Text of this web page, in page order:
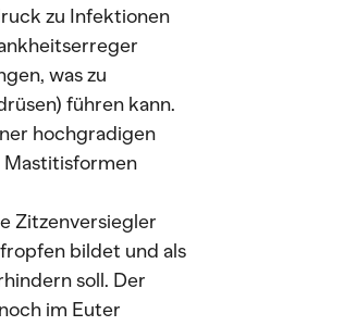
zu Infektionen
was zu
führen kann.
hochgradigen
Mastitisformen
Zitzenversiegler
bildet und als
soll. Der
im Euter